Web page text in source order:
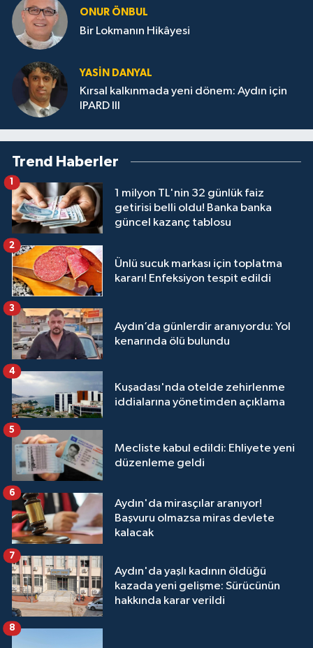
ONUR ÖNBUL
Bir Lokmanın Hikâyesi
YASIN DANYAL
Kırsal kalkınmada yeni dönem: Aydın için
IPARD III
Trend Haberler
1 milyon TL'nin 32 günlük faiz
getirisi belli oldu! Banka banka
güncel kazanç tablosu
1
Ünlü sucuk markası için toplatma
kararı! Enfeksiyon tespit edildi
2
Aydın’da günlerdir aranıyordu: Yol
kenarında ölü bulundu
3
Kuşadası'nda otelde zehirlenme
iddialarına yönetimden açıklama
4
Mecliste kabul edildi: Ehliyete yeni
düzenleme geldi
5
Aydın'da mirasçılar aranıyor!
Başvuru olmazsa miras devlete
kalacak
6
Aydın'da yaşlı kadının öldüğü
kazada yeni gelişme: Sürücünün
hakkında karar verildi
7
8